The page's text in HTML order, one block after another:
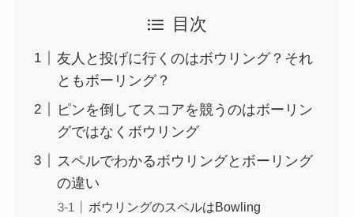
目次
友人と投げに行くのはボウリング？それ
ともボーリング？
ピンを倒してスコアを競うのはボーリン
グではなくボウリング
スペルでわかるボウリングとボーリング
の違い
ボウリングのスペルはBowling